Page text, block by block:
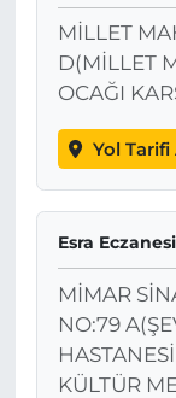
MİLLET
D(MİLLET
OCAĞI
Yol Tarifi
Esra Eczanesi
MİMAR
NO:79
KÜLTÜR